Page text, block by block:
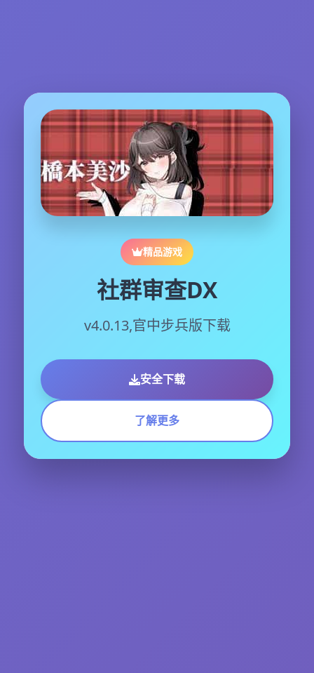
精品游戏
社群审查DX
v4.0.13,官中步兵版下载
安全下载
了解更多